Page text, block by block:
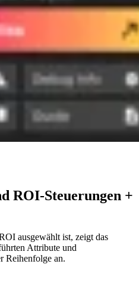
ROI-Steuerungen +
ausgewählt ist, zeigt das
Attribute und
Reihenfolge an.